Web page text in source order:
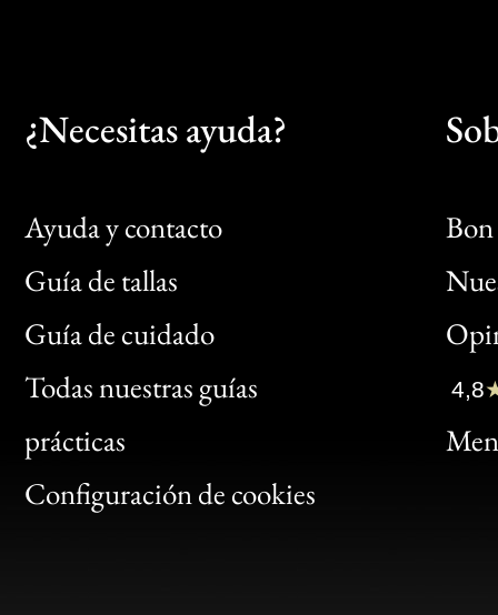
¿Necesitas ayuda?
Ayuda y contacto
Guía de tallas
Guía de cuidado
Todas nuestras guías
prácticas
Configuración de cookies
Bon
Clic
Bon
4,8